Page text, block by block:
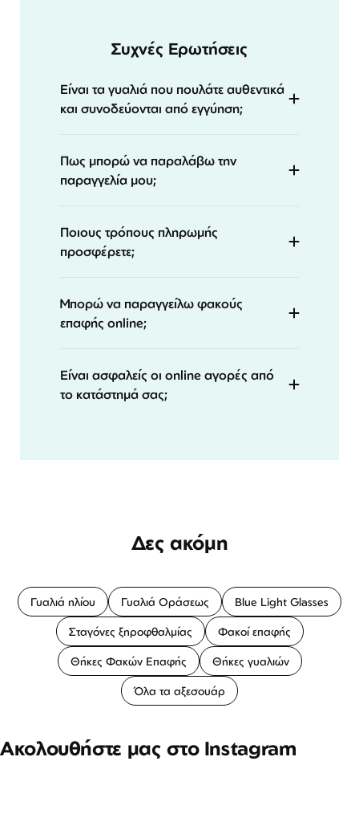
Συχνές Ερωτήσεις
Είναι τα γυαλιά που πουλάτε αυθεντικά
και συνοδεύονται από εγγύηση;
Πως μπορώ να παραλάβω την
παραγγελία μου;
Ποιους τρόπους πληρωμής
προσφέρετε;
Μπορώ να παραγγείλω φακούς
επαφής online;
Είναι ασφαλείς οι online αγορές από
το κατάστημά σας;
Δες ακόμη
Γυαλιά ηλίου Γυαλιά Οράσεως Blue Light Glasses
Σταγόνες ξηροφθαλμίας Φακοί επαφής
Θήκες Φακών Επαφής Θήκες γυαλιών
Όλα τα αξεσουάρ
Ακολουθήστε μας στο Instagram